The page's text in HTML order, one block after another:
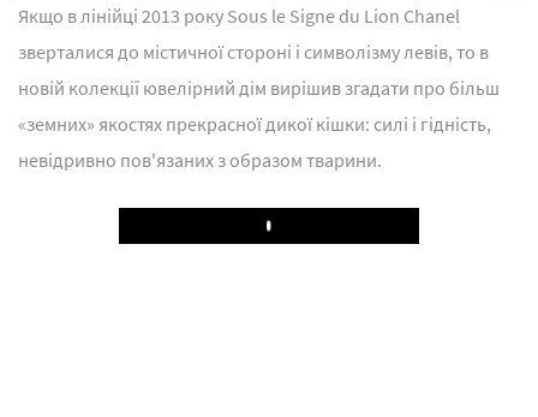
Якщо в лінійці 2013 року Sous le Signe du Lion Chanel
зверталися до містичної стороні і символізму левів, то в
новій колекції ювелірний дім вирішив згадати про більш
«земних» якостях прекрасної дикої кішки: силі і гідність,
невідривно пов'язаних з образом тварини.
Play